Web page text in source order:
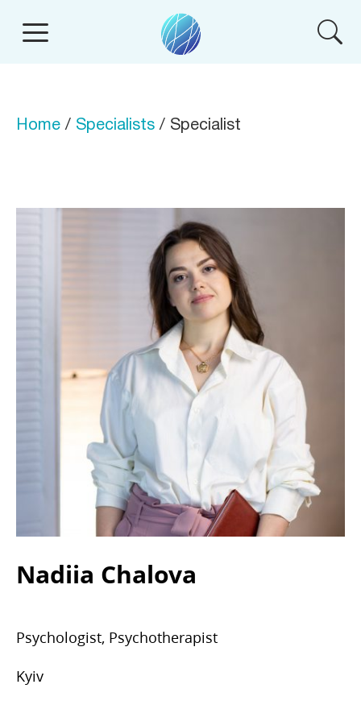
Home / Specialists / Specialist
Nadiia Chalova
Psychologist, Psychotherapist
Kyiv